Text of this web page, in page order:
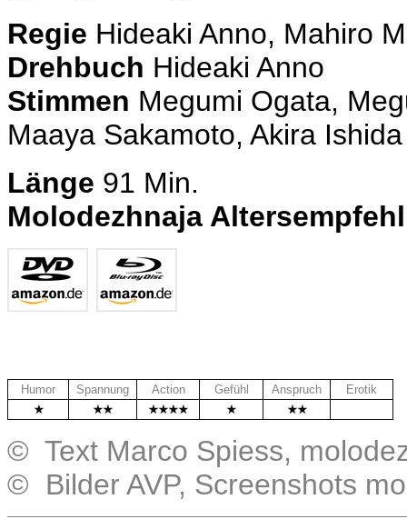
Regie Hideaki Anno, Mahiro
Drehbuch Hideaki Anno
Stimmen Megumi Ogata,
Maaya Sakamoto, Akira Ishida
Länge 91 Min.
Molodezhnaja
Humor Spannung Action Gefühl Anspruch
Erotik
© Text Marco Spiess,
© Bilder AVP, Screenshots